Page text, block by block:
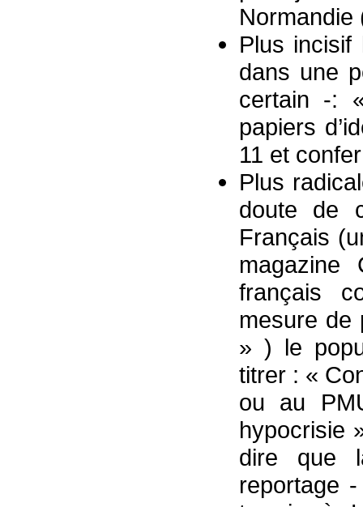
Normandie
Plus
dans une
certain -:
papiers
11 et
Plus
doute de
Français
magazine
français
mesure de
» ) le
titrer : «
ou au
hypocrisie
dire que
reportage